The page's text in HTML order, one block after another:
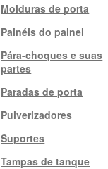
Molduras de porta
Painéis do painel
Pára-choques e suas
partes
Paradas de porta
Pulverizadores
Suportes
Tampas de tanque